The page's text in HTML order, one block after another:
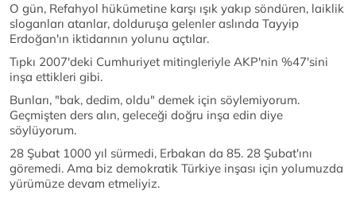
O gün, Refahyol hükümetine karşı ışık yakıp söndüren, laiklik
sloganları atanlar, dolduruşa gelenler aslında Tayyip
Erdoğan'ın iktidarının yolunu açtılar.
Tıpkı 2007'deki Cumhuriyet mitingleriyle AKP'nin %47'sini
inşa ettikleri gibi.
Bunları, "bak, dedim, oldu" demek için söylemiyorum.
Geçmişten ders alın, geleceği doğru inşa edin diye
söylüyorum.
28 Şubat 1000 yıl sürmedi, Erbakan da 85. 28 Şubat'ını
göremedi. Ama biz demokratik Türkiye inşası için yolumuzda
yürümüze devam etmeliyiz.